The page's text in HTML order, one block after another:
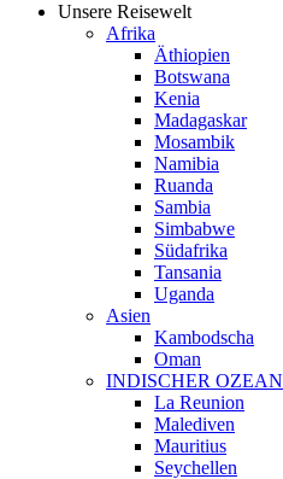
Unsere Reisewelt
Afrika
Äthiopien
Botswana
Kenia
Madagaskar
Mosambik
Namibia
Ruanda
Sambia
Simbabwe
Südafrika
Tansania
Uganda
Asien
Kambodscha
Oman
INDISCHER OZEAN
La Reunion
Malediven
Mauritius
Seychellen